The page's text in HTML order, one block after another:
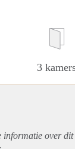
3
informatie over dit